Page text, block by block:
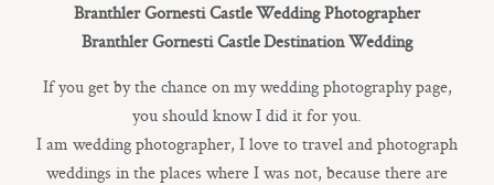
Branthler Gornesti Castle Wedding Photographer
Branthler Gornesti Castle Destination Wedding
If you get by the chance on my wedding photography page,
you should know I did it for you.
I am wedding photographer, I love to travel and photograph
weddings in the places where I was not, because there are